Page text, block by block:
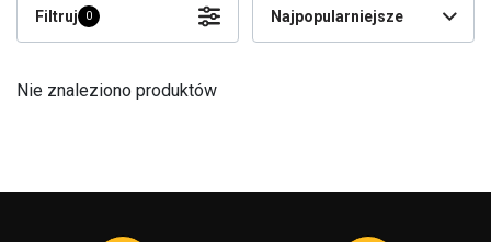
Filtruj 0 Najpopularniejsze
Nie znaleziono produktów